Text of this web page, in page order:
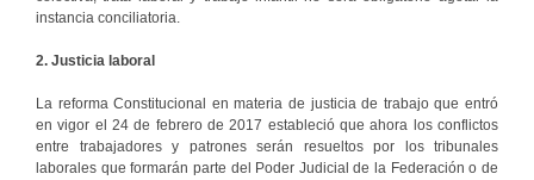
instancia conciliatoria.
2. Justicia laboral
La reforma Constitucional en materia de justicia de trabajo que entró
en vigor el 24 de febrero de 2017 estableció que ahora los conflictos
entre trabajadores y patrones serán resueltos por los tribunales
laborales que formarán parte del Poder Judicial de la Federación o de